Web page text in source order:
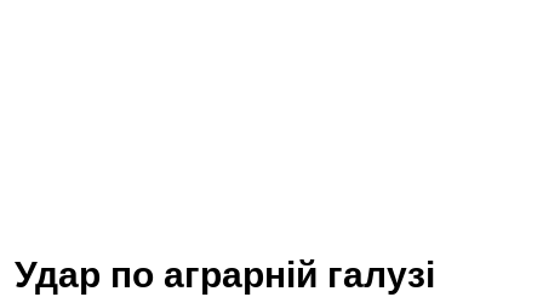
Удар по аграрній галузі